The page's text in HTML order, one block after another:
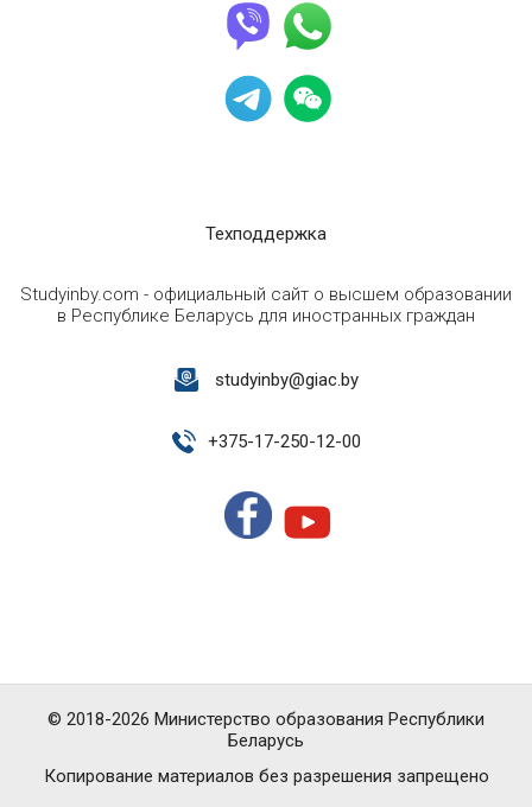
Техподдержка
Studyinby.com - официальный сайт о высшем образовании
в Республике Беларусь для иностранных граждан
studyinby@giac.by
+375-17-250-12-00
Копирование материалов без разрешения запрещено
© 2018-2026 Министерство образования Республики
Беларусь